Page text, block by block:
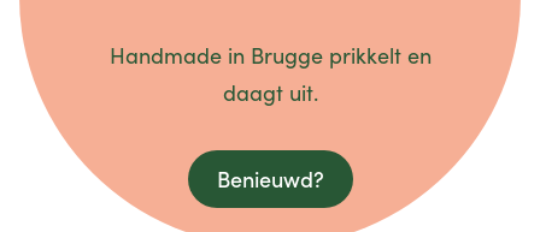
Handmade in Brugge prikkelt en
daagt uit.
Benieuwd?